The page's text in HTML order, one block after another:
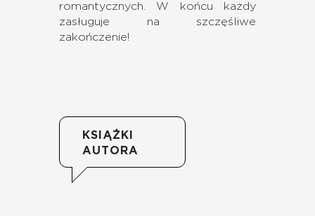
romantycznych. W końcu każdy
zasługuje na szczęśliwe
zakończenie!
KSIĄŻKI
AUTORA